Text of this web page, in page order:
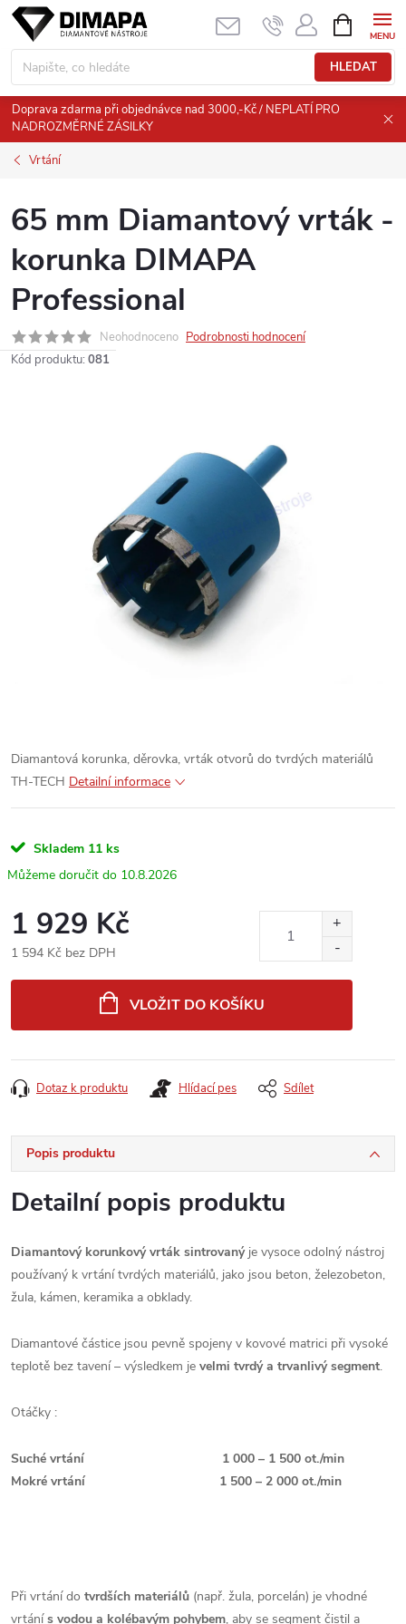
Přejít
obsah
HLEDAT
NÁKUPNÍ
KOŠÍK
Doprava zdarma při objednávce nad 3000,-Kč / NEPLATÍ PRO
NADROZMĚRNÉ ZÁSILKY
Vrtání
65 mm Diamantový vrták -
korunka DIMAPA
Professional
Neohodnoceno Podrobnosti hodnocení
Kód produktu: 081
Diamantová korunka, děrovka, vrták otvorů do tvrdých materiálů
TH-TECH Detailní informace
Skladem 11 ks
10.8.2026
1 929 Kč
1 594 Kč bez DPH
VLOŽIT DO KOŠÍKU
Dotaz k produktu Hlídací pes Sdílet
Popis produktu
Detailní popis produktu
Diamantový korunkový vrták sintrovanýje vysoce odolný nástroj
používaný k vrtání tvrdých materiálů, jako jsou beton, železobeton,
žula, kámen, keramika a obklady.
Diamantové částice jsou pevně spojeny v kovové matrici při vysoké
teplotě bez tavení – výsledkem je velmi tvrdý a trvanlivý segment.
Otáčky :
Suché vrtání
1 000 – 1 500 ot./min
Mokré vrtání
1 500 – 2 000 ot./min
Při vrtání do tvrdších materiálů (např. žula, porcelán) je vhodné
vrtánís vodou a kolébavým pohybem, aby se segment čistil a